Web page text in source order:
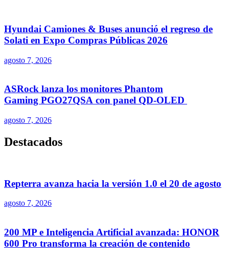
Hyundai Camiones & Buses anunció el regreso de
Solati en Expo Compras Públicas 2026
agosto 7, 2026
ASRock lanza los monitores Phantom
Gaming PGO27QSA con panel QD-OLED
agosto 7, 2026
Destacados
Repterra avanza hacia la versión 1.0 el 20 de agosto
agosto 7, 2026
200 MP e Inteligencia Artificial avanzada: HONOR
600 Pro transforma la creación de contenido